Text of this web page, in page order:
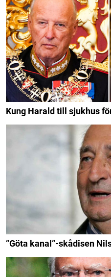
Kung Harald till sjukhus
”Göta kanal”-skådisen